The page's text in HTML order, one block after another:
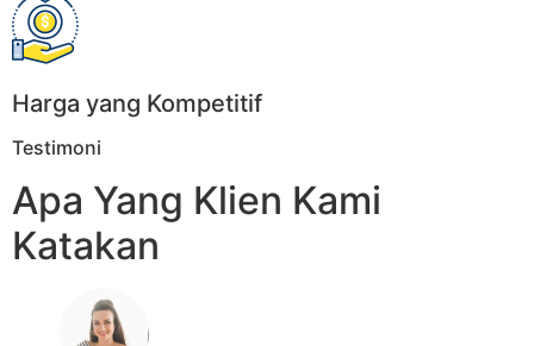
Harga yang Kompetitif
Testimoni
Apa Yang Klien Kami
Katakan